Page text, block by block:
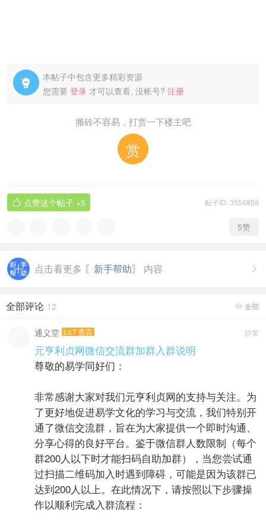

本帖子中包含更多精彩资源
您需要 登录 才可以查看, 没帐号? 注册
搬砖不容易，打赏一下楼主吧
赏
帖子ID: 3556859
 点赞这个帖子 +5
5赞

点击看更多 〖新手帮助〗 内容
 全部
全部评论 12
沙发
通义堂 Lv.7 贵宾
元亨利贞网微信交流群加群入群说明
尊敬的易学同好们：
非常感谢大家对我们元亨利贞网的支持与关注。为
了更好地促进易学文化的学习与交流，我们特别开
通了微信交流群，旨在为大家提供一个即时沟通、
分享心得的良好平台。鉴于微信群人数限制（每个
群200人以下时才能扫码自助加群），当您尝试通
过扫描二维码加入时遇到障碍，可能是因为该群已
达到200人以上。在此情况下，请按照以下步骤操
作以顺利完成入群流程：